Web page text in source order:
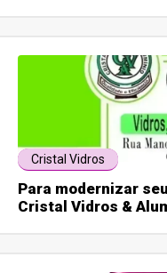
Cristal Vidros
Para modernizar
Cristal Vidros &